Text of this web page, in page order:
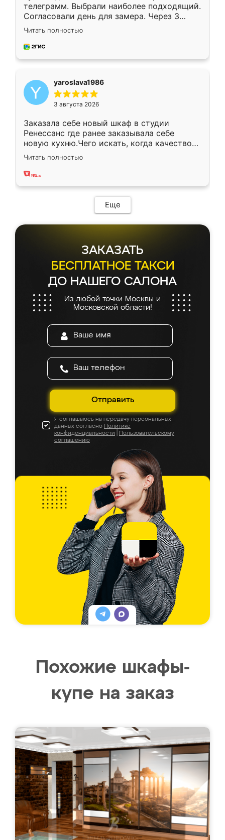
телеграмм. Выбрали наиболее подходящий.
Согласовали день для замера. Через 3
недели кухня была уже готова. Остались
довольны работой. Спасибо Ренессанс
мебель за качественную работу!
Читать полностью
yaroslava1986
3 августа 2026
Заказала себе новый шкаф в студии
Ренессанс где ранее заказывала себе
новую кухню.Чего искать, когда качеством
вполне довольна. Служит кухня уже почти
два года, нареканий нет.
Читать полностью
Еще
ЗАКАЗАТЬ
БЕСПЛАТНОЕ ТАКСИ
ДО НАШЕГО САЛОНА
Из любой точки Москвы и
Московской области!
Отправить
Я соглашаюсь на передачу персональных
данных согласно Политике
конфиденциальности
Пользовательскому
соглашению
Похожие шкафы-
купе на заказ